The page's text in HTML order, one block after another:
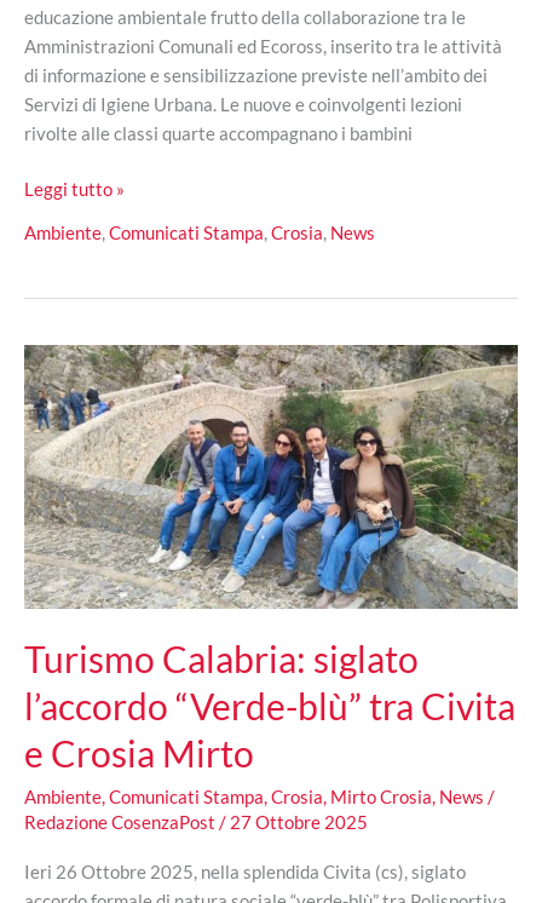
educazione ambientale frutto della collaborazione tra le
Amministrazioni Comunali ed Ecoross, inserito tra le attività
di informazione e sensibilizzazione previste nell’ambito dei
Servizi di Igiene Urbana. Le nuove e coinvolgenti lezioni
rivolte alle classi quarte accompagnano i bambini
Crosia,
Educational
cittadinanza
e
ambiente
nelle
scuole
primarie
Leggi tutto »
Ambiente,Comunicati Stampa,Crosia, News
Turismo Calabria: siglato
l’accordo “Verde-blù” tra Civita
e Crosia Mirto
Ambiente,Comunicati Stampa,Crosia, Mirto Crosia, News /
Redazione CosenzaPost / 27 Ottobre 2025
Ieri 26 Ottobre 2025, nella splendida Civita (cs), siglato